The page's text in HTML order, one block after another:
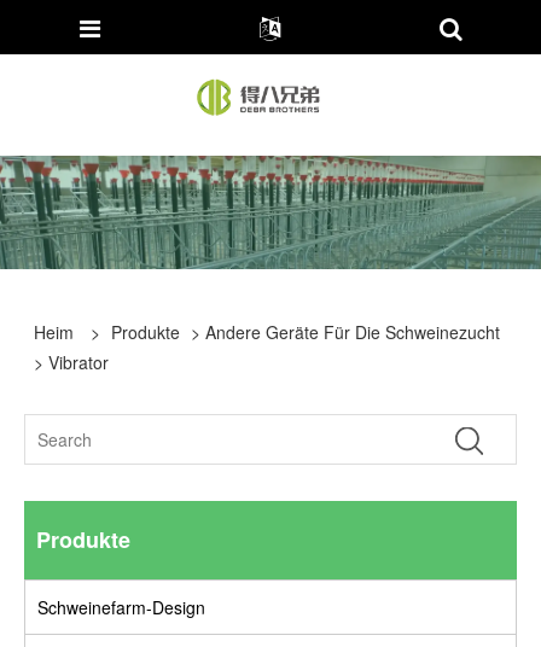
Heim > Produkte >Andere Geräte Für Die Schweinezucht
> Vibrator
Produkte
Schweinefarm-Design